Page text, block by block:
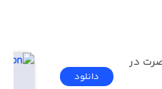
دانلود